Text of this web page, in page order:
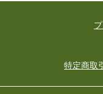
特定商取